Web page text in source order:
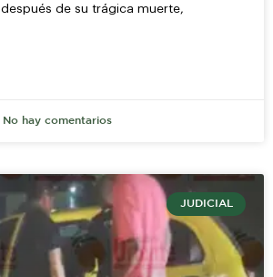
de su trágica muerte,
No hay comentarios
JUDICIAL